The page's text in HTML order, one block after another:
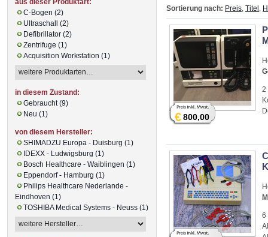
Sortierung nach: Preis Titel
2
€800,00
6
C-Bogen (2)
Ultraschall (2)
Defibrillator (2)
Zentrifuge (1)
Acquisition Workstation (1)
in diesem Zustand:
Gebraucht (9)
Neu (1)
von diesem Hersteller:
SHIMADZU Europa - Duisburg (1)
IDEXX - Ludwigsburg (1)
Bosch Healthcare - Waiblingen (1)
Eppendorf - Hamburg (1)
Philips Healthcare Nederlande -
Eindhoven (1)
TOSHIBA Medical Systems - Neuss (1)